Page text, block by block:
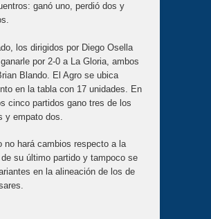
ganó uno, perdió dos y
los dirigidos por Diego Osella
por 2-0 a La Gloria, ambos
Blando. El Agro se ubica
en la tabla con 17 unidades. En
cinco partidos gano tres de los
y empato dos.
no hará cambios respecto a la
su último partido y tampoco se
en la alineación de los de